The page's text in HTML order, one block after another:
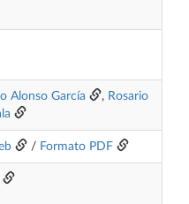
Alonso García , Rosario
/ Formato PDF